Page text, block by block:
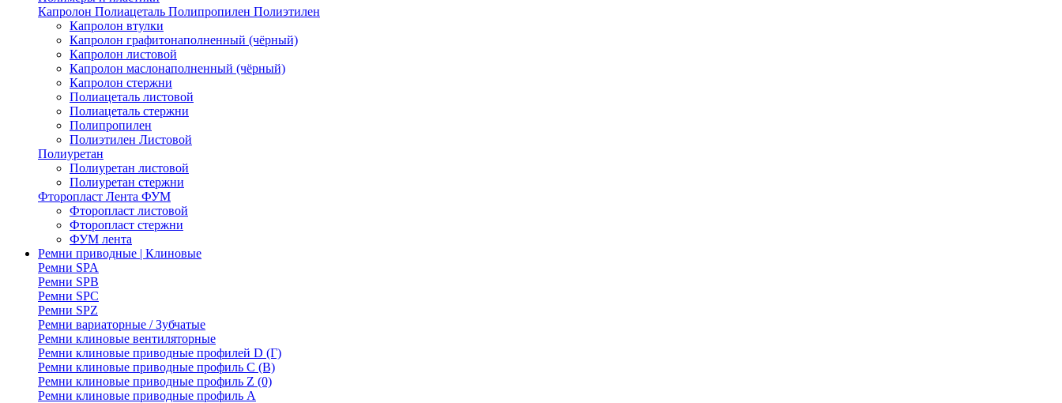
Капролон Полиацеталь Полипропилен Полиэтилен
Капролон втулки
Капролон графитонаполненный (чёрный)
Капролон листовой
Капролон маслонаполненный (чёрный)
Капролон стержни
Полиацеталь листовой
Полиацеталь стержни
Полипропилен
Полиэтилен Листовой
Полиуретан
Полиуретан листовой
Полиуретан стержни
Фторопласт Лента ФУМ
Фторопласт листовой
Фторопласт стержни
ФУМ лента
Ремни приводные | Клиновые
Ремни SPA
Ремни SPB
Ремни SPC
Ремни SPZ
Ремни вариаторные / Зубчатые
Ремни клиновые вентиляторные
Ремни клиновые приводные профилей D (Г)
Ремни клиновые приводные профиль C (В)
Ремни клиновые приводные профиль Z (0)
Ремни клиновые приводные профиль А